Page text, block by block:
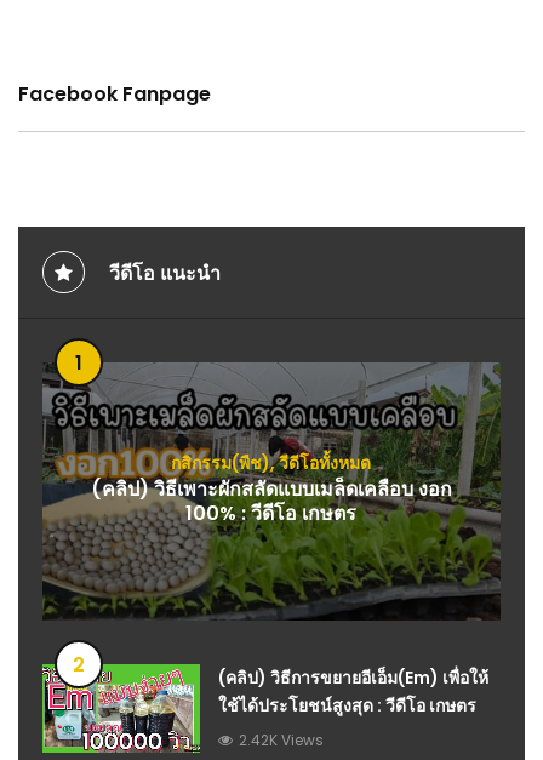
Facebook Fanpage
วีดีโอ แนะนำ
1
กสิกรรม(พืช),วีดีโอทั้งหมด
(คลิป) วิธีเพาะผักสลัดแบบเมล็ดเคลือบ งอก
100% : วีดีโอ เกษตร
2
(คลิป) วิธีการขยายอีเอ็ม(Em) เพื่อให้
ใช้ได้ประโยชน์สูงสุด : วีดีโอ เกษตร
2.42K Views